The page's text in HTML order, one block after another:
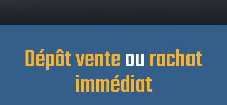
Dépôt venteourachat
immédiat